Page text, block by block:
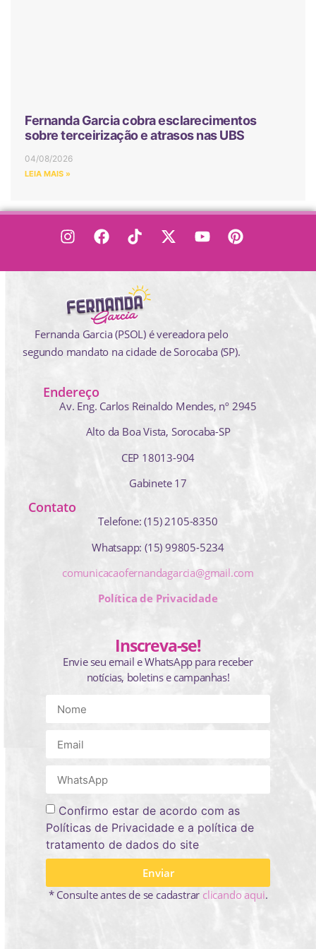
Fernanda Garcia cobra esclarecimentos
sobre terceirização e atrasos nas UBS
04/08/2026
LEIA MAIS »
Fernanda Garcia (PSOL) é vereadora pelo
segundo mandato na cidade de Sorocaba (SP).
Endereço
Av. Eng. Carlos Reinaldo Mendes, nº 2945
Alto da Boa Vista, Sorocaba-SP
CEP 18013-904
Gabinete 17
Contato
Telefone: (15) 2105-8350
Whatsapp: (15) 99805-5234
comunicacaofernandagarcia@gmail.com
Política de Privacidade
Inscreva-se!
Envie seu email e WhatsApp para receber
notícias, boletins e campanhas!
Confirmo estar de acordo com as
Políticas de Privacidade e a política de
tratamento de dados do site
Enviar
* Consulte antes de se cadastrar clicando aqui.